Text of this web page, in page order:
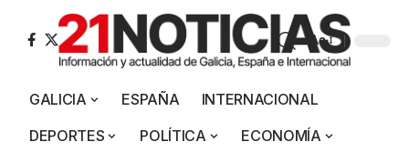
Aa
GALICIA ESPAÑA
INTERNACIONAL
DEPORTES
POLÍTICA
ECONOMÍA